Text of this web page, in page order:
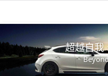
超越自我